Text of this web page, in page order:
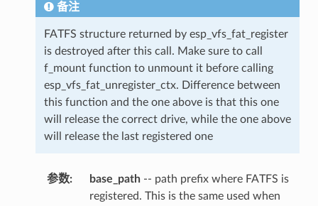
备注
FATFS structure returned by esp_vfs_fat_register
is destroyed after this call. Make sure to call
f_mount function to unmount it before calling
esp_vfs_fat_unregister_ctx. Difference between
this function and the one above is that this one
will release the correct drive, while the one above
will release the last registered one
参数: base_path-- path prefix where FATFS is
registered. This is the same used when